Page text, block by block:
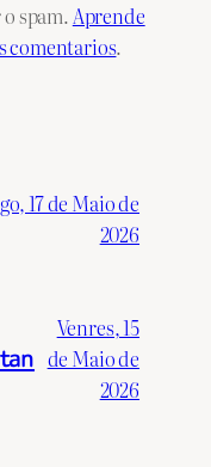
spam.Aprende
comentarios.
17 de Maio de
2026
Venres, 15
de Maio de
2026